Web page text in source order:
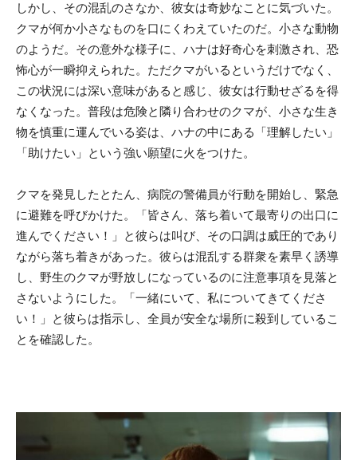
しかし、その混乱のさなか、彼女は奇妙なことに気づいた。
クマが何か小さなものを口にくわえていたのだ。小さな動物
のようだ。その意外な様子に、ハナは好奇心を刺激され、恐
怖心が一瞬抑えられた。ただクマがいるというだけでなく、
この状況には深い意味があると感じ、彼女は行動せざるを得
なくなった。普段は危険と隣り合わせのクマが、小さな生き
物を慎重に運んでいる姿は、ハナの中にある「理解したい」
「助けたい」という強い願望に火をつけた。
クマを発見したとたん、病院の警備員が行動を開始し、緊急
に避難を呼びかけた。「皆さん、落ち着いて最寄りの出口に
進んでください！」と彼らは叫び、その口調は威圧的であり
ながら落ち着きがあった。彼らは混乱する群衆を素早く誘導
し、野生のクマが野放しになっているのに注意事項を見落と
さないようにした。「一緒にいて、私についてきてくださ
い！」と彼らは指示し、全員が安全な場所に殺到しているこ
とを確認した。